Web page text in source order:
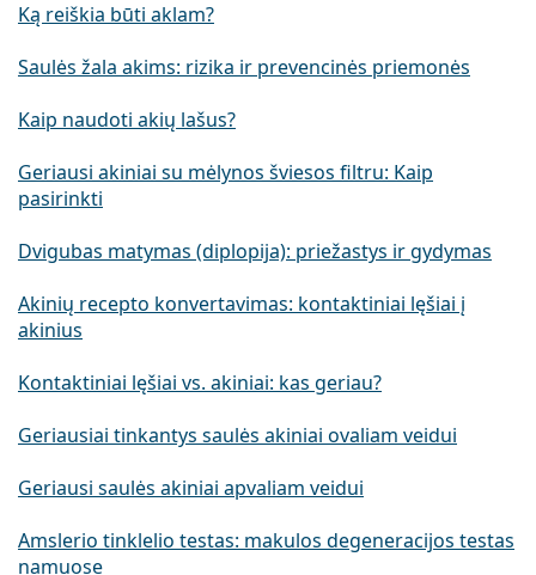
Ką reiškia būti aklam?
Saulės žala akims: rizika ir prevencinės priemonės
Kaip naudoti akių lašus?
Geriausi akiniai su mėlynos šviesos filtru: Kaip
pasirinkti
Dvigubas matymas (diplopija): priežastys ir gydymas
Akinių recepto konvertavimas: kontaktiniai lęšiai į
akinius
Kontaktiniai lęšiai vs. akiniai: kas geriau?
Geriausiai tinkantys saulės akiniai ovaliam veidui
Geriausi saulės akiniai apvaliam veidui
Amslerio tinklelio testas: makulos degeneracijos testas
namuose